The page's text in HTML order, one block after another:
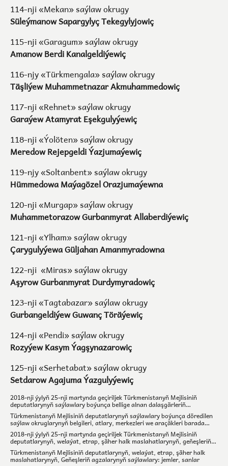
114-nji «Mekan» saýlaw okrugy
Süleýmanow Sapargylyç Tekegylyjowiç
115-nji «Garagum» saýlaw okrugy
Amanow Berdi Kanalgeldiýewiç
116-njy «Türkmengala» saýlaw okrugy
Täşliýew Muhammetnazar Akmuhammedowiç
117-nji «Rehnet» saýlaw okrugy
Garaýew Atamyrat Eşekgulyýewiç
118-nji «Ýolöten» saýlaw okrugy
Meredow Rejepgeldi Ýazjumaýewiç
119-njy «Soltanbent» saýlaw okrugy
Hümmedowa Maýagözel Orazjumaýewna
120-nji «Murgap» saýlaw okrugy
Muhammetorazow Gurbanmyrat Allaberdiýewiç
121-nji «Ylham» saýlaw okrugy
Çarygulyýewa Güljahan Amanmyradowna
122-nji «Miras» saýlaw okrugy
Aşyrow Gurbanmyrat Durdymyradowiç
123-nji «Tagtabazar» saýlaw okrugy
Gurbangeldiýew Guwanç Töräýewiç
124-nji «Pendi» saýlaw okrugy
Rozyýew Kasym Ýagşynazarowiç
125-nji «Serhetabat» saýlaw okrugy
Setdarow Agajuma Ýazgulyýewiç
2018-nji ýylyň 25-nji martynda geçiriljek Türkmenistanyň Mejlisiniň
deputatlarynyň saýlawlary boýunça bellige alnan dalaşgärleriň
saýlawçylar bilen geçiriljek duşuşyk ýygnaklarynyň tertibi
Türkmenistanyň Mejlisiniň deputatlarynyň saýlawlary boýunça döredilen
saýlaw okruglarynyň belgileri, atlary, merkezleri we araçäkleri barada
maglumat
2018-nji ýylyň 25-nji martynda geçiriljek Türkmenistanyň Mejlisiniň
deputatlarynyň, welaýat, etrap, şäher halk maslahatlarynyň, geňeşleriň
agzalarynyň saýlawlary boýunça taýýarlyk işleri barada maglumat
Türkmenistanyň Mejlisiniň deputatlarynyň, welaýat, etrap, şäher halk
maslahatlarynyň, Geňeşleriň agzalarynyň saýlawlary: jemler, sanlar